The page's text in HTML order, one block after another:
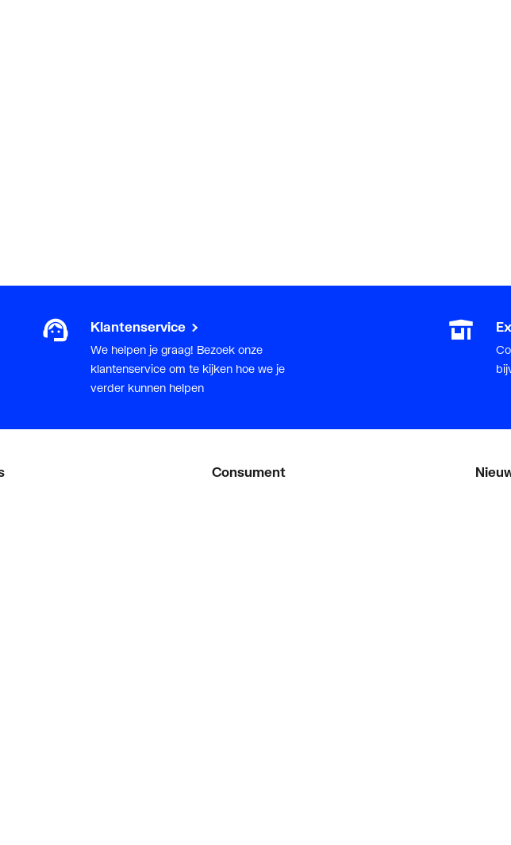
Klantenservice
We helpen je graag! Bezoek onze
klantenservice om te kijken hoe we je
verder kunnen helpen
Consument